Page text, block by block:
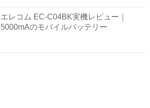
エレコム EC-C04BK実機レビュー｜
5000mAのモバイルバッテリー